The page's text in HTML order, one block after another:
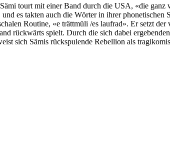
tourt mit einer Band durch die USA, «die
es takten auch die Wörter in ihrer
Routine, «e trättmüli /es laufrad». Er setzt
rückwärts spielt. Durch die sich dabei
sich Sämis rückspulende Rebellion als